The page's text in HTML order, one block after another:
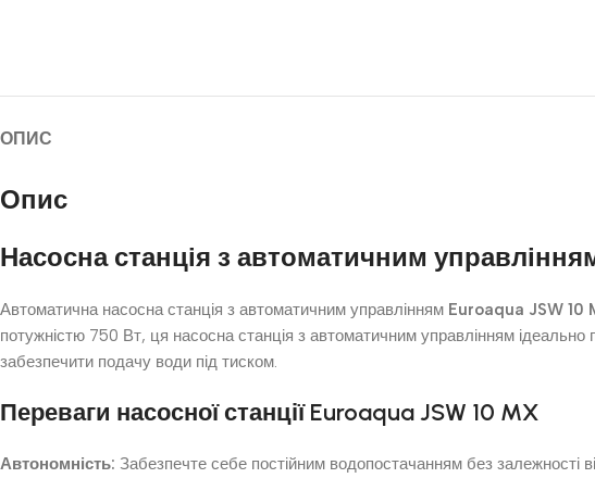
ОПИС
Опис
Насосна станція з автоматичним
Автоматична насосна станція з автоматичним управлінням Euroaqua JSW 10
потужністю 750 Вт, ця насосна станція з автоматичним управлінням
забезпечити подачу води під тиском.
Переваги насосної станції Euroaqua JSW 10 MX
Автономність: Забезпечте себе постійним водопостачанням без залежності